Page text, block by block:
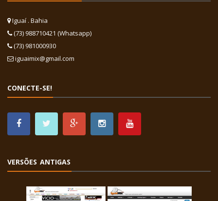
Iguaí . Bahia
(73) 988710421 (Whatsapp)
(73) 981000930
iguaimix@gmail.com
CONECTE-SE!
VERSÕES ANTIGAS